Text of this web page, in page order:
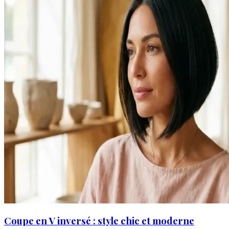
Coupe en V inversé : style chic et moderne